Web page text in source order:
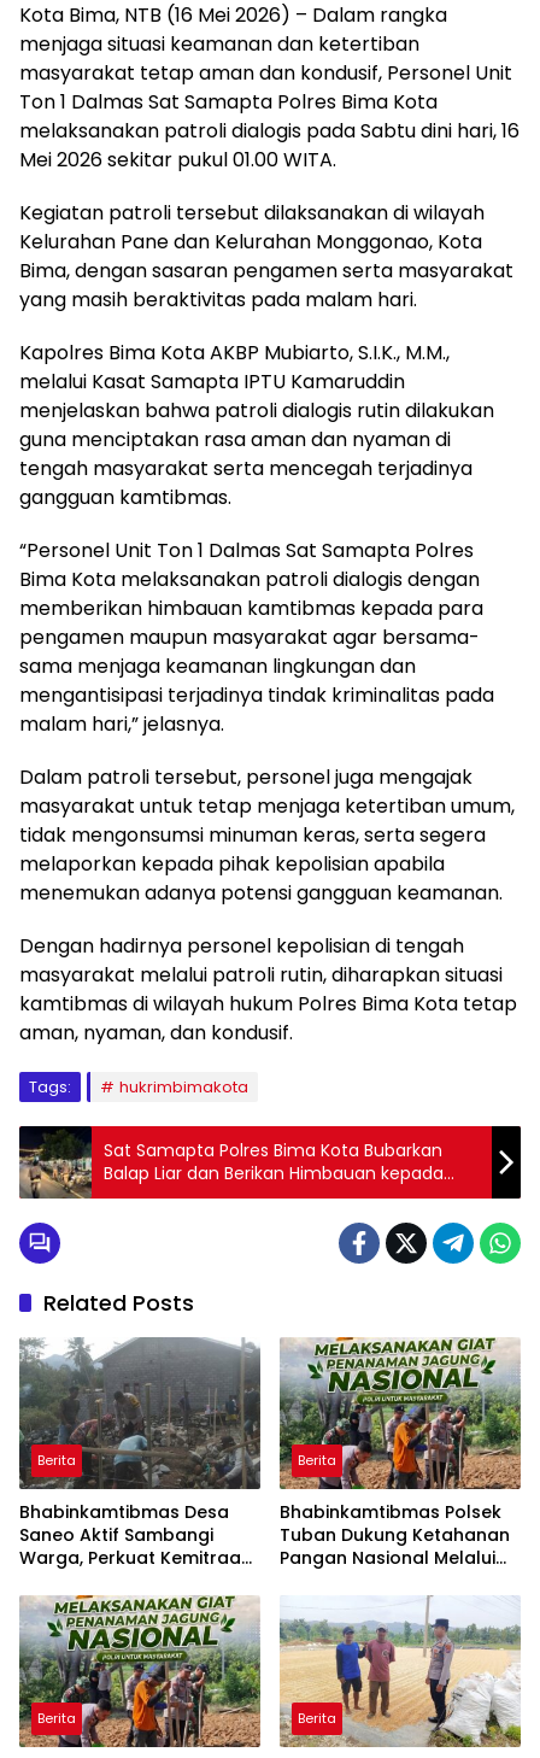
Kota Bima, NTB (16 Mei 2026) – Dalam rangka
menjaga situasi keamanan dan ketertiban
masyarakat tetap aman dan kondusif, Personel Unit
Ton 1 Dalmas Sat Samapta Polres Bima Kota
melaksanakan patroli dialogis pada Sabtu dini hari, 16
Mei 2026 sekitar pukul 01.00 WITA.
Kegiatan patroli tersebut dilaksanakan di wilayah
Kelurahan Pane dan Kelurahan Monggonao, Kota
Bima, dengan sasaran pengamen serta masyarakat
yang masih beraktivitas pada malam hari.
Kapolres Bima Kota AKBP Mubiarto, S.I.K., M.M.,
melalui Kasat Samapta IPTU Kamaruddin
menjelaskan bahwa patroli dialogis rutin dilakukan
guna menciptakan rasa aman dan nyaman di
tengah masyarakat serta mencegah terjadinya
gangguan kamtibmas.
“Personel Unit Ton 1 Dalmas Sat Samapta Polres
Bima Kota melaksanakan patroli dialogis dengan
memberikan himbauan kamtibmas kepada para
pengamen maupun masyarakat agar bersama-
sama menjaga keamanan lingkungan dan
mengantisipasi terjadinya tindak kriminalitas pada
malam hari,” jelasnya.
Dalam patroli tersebut, personel juga mengajak
masyarakat untuk tetap menjaga ketertiban umum,
tidak mengonsumsi minuman keras, serta segera
melaporkan kepada pihak kepolisian apabila
menemukan adanya potensi gangguan keamanan.
Dengan hadirnya personel kepolisian di tengah
masyarakat melalui patroli rutin, diharapkan situasi
kamtibmas di wilayah hukum Polres Bima Kota tetap
aman, nyaman, dan kondusif.
Tags: hukrimbimakota
Sat Samapta Polres Bima Kota Bubarkan
Balap Liar dan Berikan Himbauan kepada
Club Motor
Related Posts
Berita
Bhabinkamtibmas Desa
Saneo Aktif Sambangi
Warga, Perkuat Kemitraan
Kamtibmas
Berita
Bhabinkamtibmas Polsek
Tuban Dukung Ketahanan
Pangan Nasional Melalui
Pekarangan
Berita Berita